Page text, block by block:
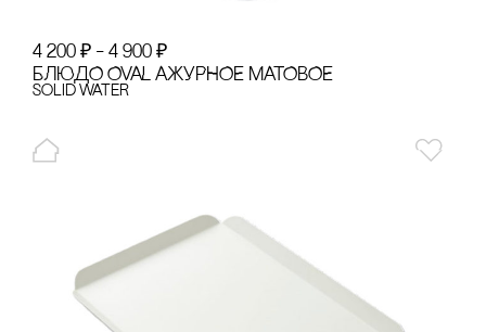
4 200 ₽ – 4 900 ₽
БЛЮДО OVAL АЖУРНОЕ МАТОВОЕ
Solid Water